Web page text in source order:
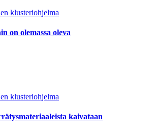
klusteriohjelma
on olemassa oleva
klusteriohjelma
kaivataan